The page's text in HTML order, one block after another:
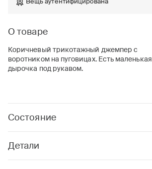
Вещь аутентифицирована
О товаре
Коричневый трикотажный джемпер с
воротником на пуговицах. Есть маленькая
дырочка под рукавом.
Состояние
Детали